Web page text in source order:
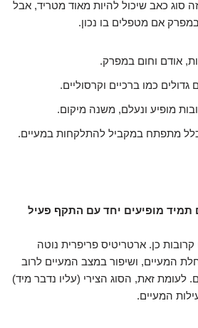
סוג כאב שיכול להיות מאוד מטריד, אבל
אם מטפלים בו נכון.
אודם וחום במפרק.
כמו ברכיים וקרסוליים.
מופיע ונעלם, משנה מיקום.
מתפתח במקביל להתלקחות במעיים.
מופיעים יחד עם התקף פעיל
כן. ארטריטיס פריפרית נוטה
המעיים, ושיפור במצב המעיים לרוב
לעומת זאת, הסוג הצירי (עליו נדבר מיד)
המעיים.